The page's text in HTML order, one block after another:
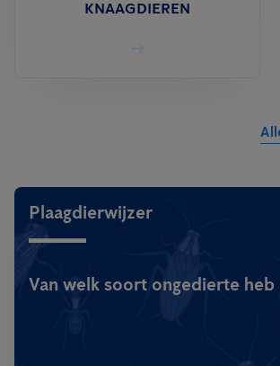
KNAAGDIEREN
Plaagdierwijzer
Van welk soort ongedierte heb